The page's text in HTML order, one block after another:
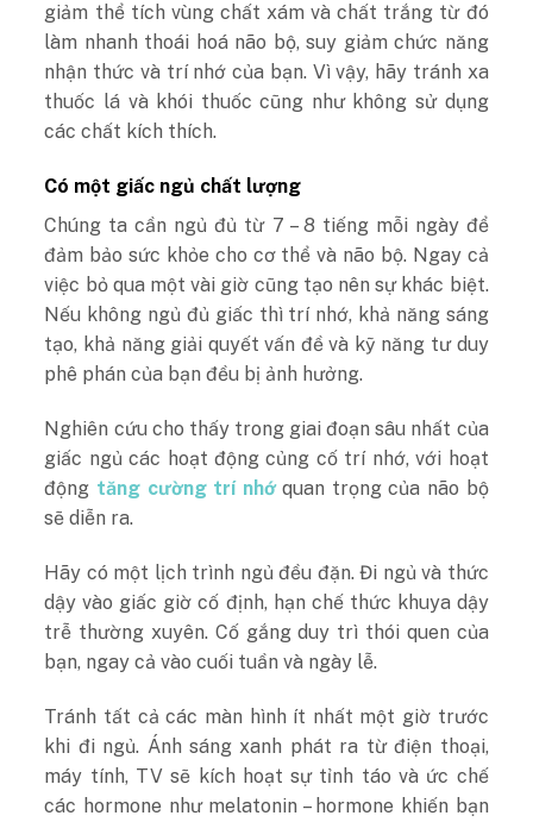
giảm thể tích vùng chất xám và chất trắng từ đó
làm nhanh thoái hoá não bộ, suy giảm chức năng
nhận thức và trí nhớ của bạn. Vì vậy, hãy tránh xa
thuốc lá và khói thuốc cũng như không sử dụng
các chất kích thích.
Có một giấc ngủ chất lượng
Chúng ta cần ngủ đủ từ 7 – 8 tiếng mỗi ngày để
đảm bảo sức khỏe cho cơ thể và não bộ. Ngay cả
việc bỏ qua một vài giờ cũng tạo nên sự khác biệt.
Nếu không ngủ đủ giấc thì trí nhớ, khả năng sáng
tạo, khả năng giải quyết vấn đề và kỹ năng tư duy
phê phán của bạn đều bị ảnh hưởng.
Nghiên cứu cho thấy trong giai đoạn sâu nhất của
giấc ngủ các hoạt động củng cố trí nhớ, với hoạt
động tăng cường trí nhớquan trọng của não bộ
sẽ diễn ra.
Hãy có một lịch trình ngủ đều đặn. Đi ngủ và thức
dậy vào giấc giờ cố định, hạn chế thức khuya dậy
trễ thường xuyên. Cố gắng duy trì thói quen của
bạn, ngay cả vào cuối tuần và ngày lễ.
Tránh tất cả các màn hình ít nhất một giờ trước
khi đi ngủ. Ánh sáng xanh phát ra từ điện thoại,
máy tính, TV sẽ kích hoạt sự tỉnh táo và ức chế
các hormone như melatonin – hormone khiến bạn